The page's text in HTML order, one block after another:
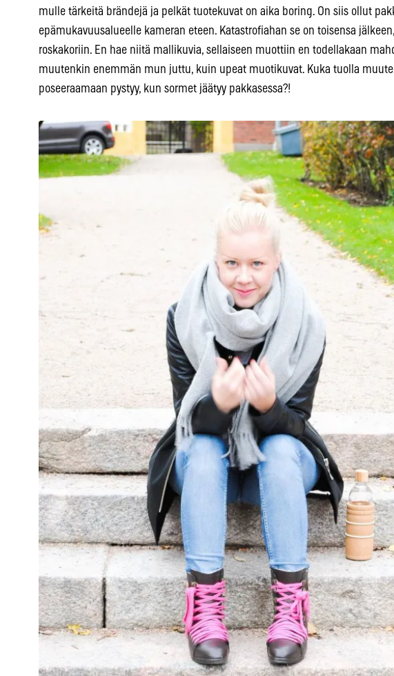
mulle tärkeitä brändejä ja pelkät tuotekuvat on aika boring. On siis ollut
epämukavuusalueelle kameran eteen. Katastrofiahan se on toisensa
roskakoriin. En hae niitä mallikuvia, sellaiseen muottiin en todellakaan
muutenkin enemmän mun juttu, kuin upeat muotikuvat. Kuka tuolla
poseeraamaan pystyy, kun sormet jäätyy pakkasessa?!